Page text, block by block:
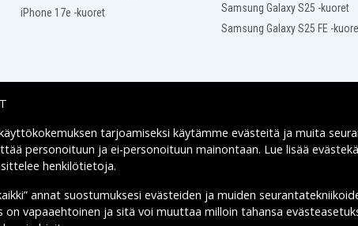
iPhone 17e -kuoret
Samsung Galaxy S25 -kuoret
Samsung Galaxy S25 FE -
Toimitusvaihtoehdottarjoamiseksi käytämme evästeitä ja muita
personoituun ja ei-personoituun mainontaan. Lue lisää
henkilötietoja.
annat suostumuksesi evästeiden ja muiden
on vapaaehtoinen ja sitä voi muuttaa milloin tahansa